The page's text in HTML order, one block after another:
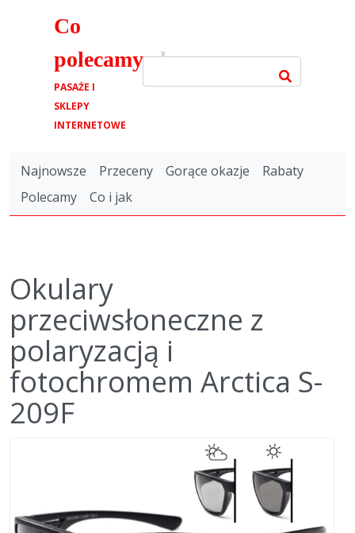
Co
polecamy.pl
PASAŻE I
SKLEPY
INTERNETOWE
Najnowsze Przeceny Gorące okazje
Rabaty
Polecamy
Co i jak
Okulary
przeciwsłoneczne z
polaryzacją i
fotochromem Arctica S-
209F